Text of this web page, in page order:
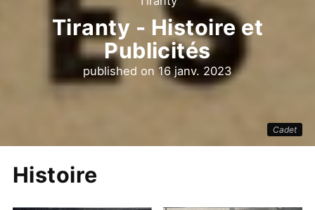
Tiranty - Histoire et
Publicités
published on16 janv. 2023
Cadet
Histoire